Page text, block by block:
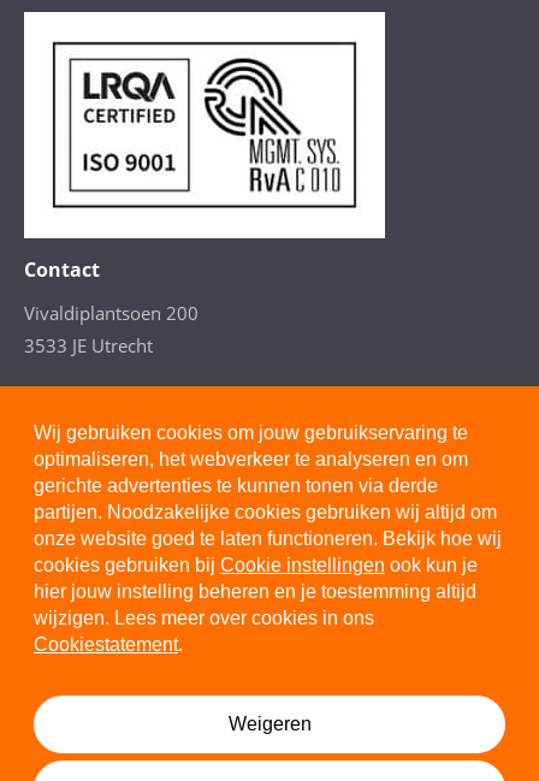
Contact
Vivaldiplantsoen 200
3533 JE Utrecht
(Arbeidsdeskundig advies)
Privacystatement
Cookiestatement
Disclaimer
Cookie instellingen
Wij gebruiken cookies om jouw gebruikservaring te
optimaliseren, het webverkeer te analyseren en om
gerichte advertenties te kunnen tonen via derde
partijen. Noodzakelijke cookies gebruiken wij altijd om
onze website goed te laten functioneren. Bekijk hoe wij
cookies gebruiken bij Cookie instellingen ook kun je
hier jouw instelling beheren en je toestemming altijd
wijzigen. Lees meer over cookies in ons
Cookiestatement.
Weigeren